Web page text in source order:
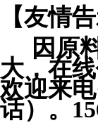
【友情告
因原
大，在
欢迎来
话）。